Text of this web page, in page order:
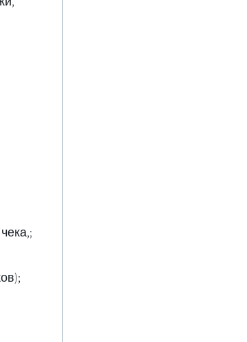
;Освобождение от комиссии за депонирование чека (за всю группу чеков, до 20 чеков)